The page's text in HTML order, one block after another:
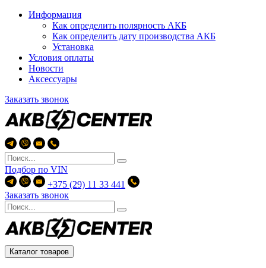
Информация
Как определить полярность АКБ
Как определить дату производства АКБ
Установка
Условия оплаты
Новости
Аксессуары
Заказать звонок
Подбор по VIN
+375 (29) 11 33 441
Заказать звонок
Каталог товаров